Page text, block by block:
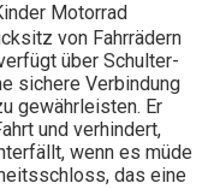
Motorrad
von Fahrrädern
über Schulter-
sichere Verbindung
gewährleisten. Er
und verhindert,
wenn es müde
das eine